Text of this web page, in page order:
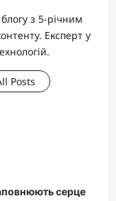
з 5-річним
Експерт у
Posts
серце